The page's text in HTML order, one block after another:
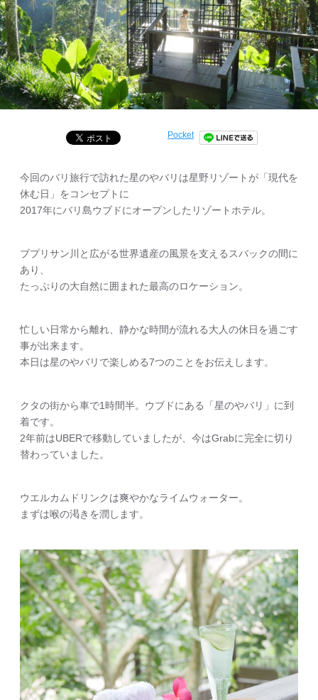
Pocket
今回のバリ旅行で訪れた星のやバリは星野リゾートが「現代を
休む日」をコンセプトに
2017年にバリ島ウブドにオープンしたリゾートホテル。
ブプリサン川と広がる世界遺産の風景を支えるスバックの間に
あり、
たっぷりの大自然に囲まれた最高のロケーション。
忙しい日常から離れ、静かな時間が流れる大人の休日を過ごす
事が出来ます。
本日は星のやバリで楽しめる7つのことをお伝えします。
クタの街から車で1時間半。ウブドにある「星のやバリ」に到
着です。
2年前はUBERで移動していましたが、今はGrabに完全に切り
替わっていました。
ウエルカムドリンクは爽やかなライムウォーター。
まずは喉の渇きを潤します。